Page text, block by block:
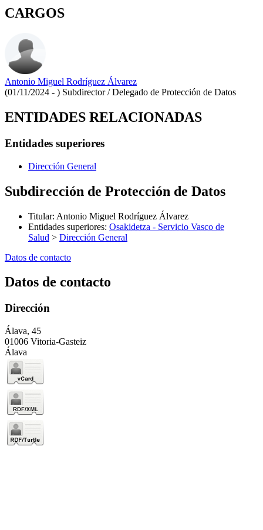
CARGOS
Antonio Miguel Rodríguez Álvarez
(01/11/2024 - ) Subdirector / Delegado de Protección de Datos
ENTIDADES RELACIONADAS
Entidades superiores
Dirección General
Subdirección de Protección de Datos
Titular: Antonio Miguel Rodríguez Álvarez
Entidades superiores: Osakidetza - Servicio Vasco de
Salud > Dirección General
Datos de contacto
Datos de contacto
Dirección
Álava, 45
01006 Vitoria-Gasteiz
Álava